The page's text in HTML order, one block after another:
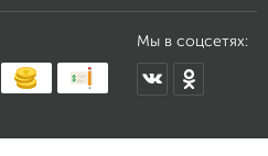
Мы в соцсетях: